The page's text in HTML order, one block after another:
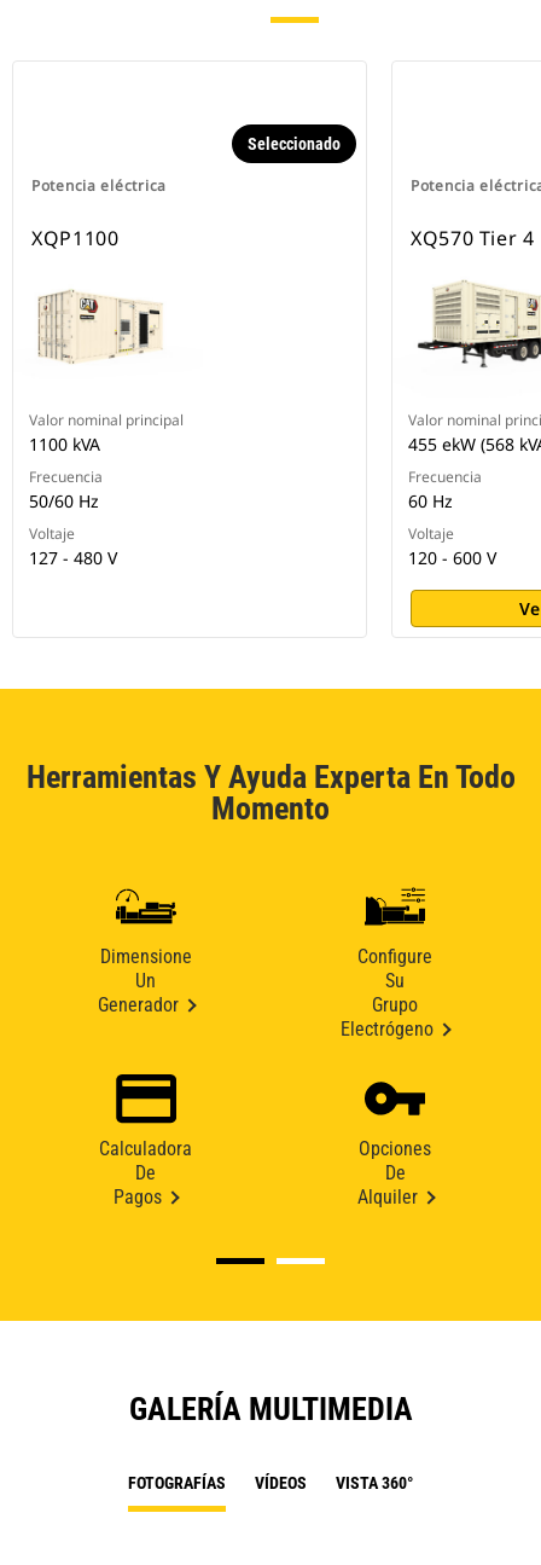
Potencia eléctrica
Seleccionado
XQP1100
Valor nominal principal
1100 kVA
Frecuencia
50/60 Hz
Voltaje
127 - 480 V
Potencia
XQ570 Tier 4
Valor nominal
455 ekW (568
Frecuencia
60 Hz
Voltaje
120 - 600 V
Herramientas Y Ayuda Experta En Todo
Momento
Dimensione
Un
Generador
Configure
Su
Grupo
Electrógeno
Calculadora
De
Pagos
Opciones
De
Alquiler
GALERÍA MULTIMEDIA
FOTOGRAFÍAS VÍDEOS VISTA 360°